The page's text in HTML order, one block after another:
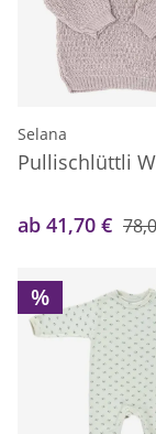
Selana
Pullischlüttli
ab 41,70 €
%